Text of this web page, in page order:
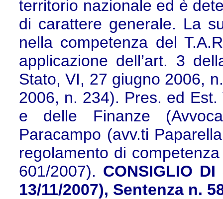
territorio nazionale ed è
di carattere generale. La
nella competenza del
applicazione dell’art. 3
Stato, VI, 27 giugno 2006,
2006, n. 234). Pres. ed Est.
e delle Finanze
Paracampo (avv.ti
regolamento di
601/2007). CONSIGLIO DI
13/11/2007), Sentenza n.